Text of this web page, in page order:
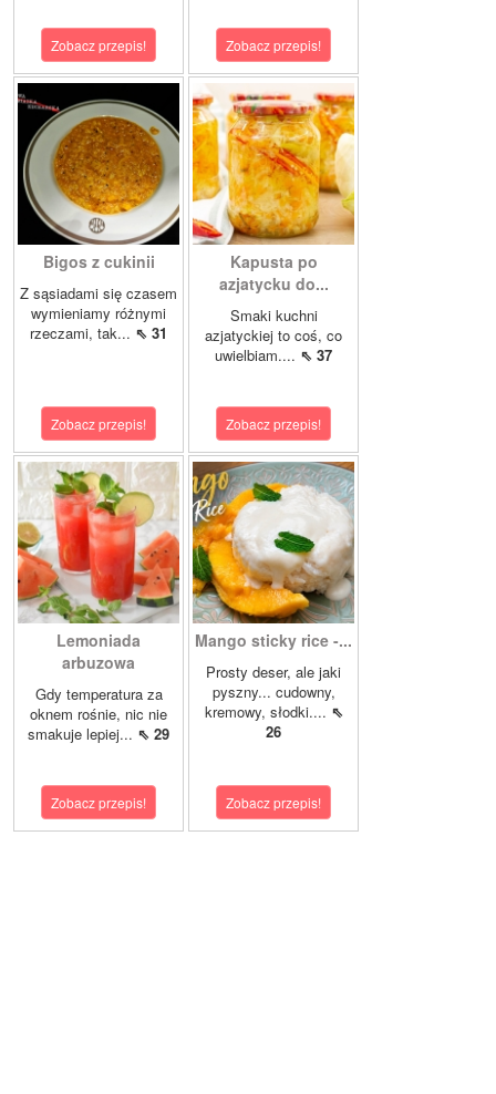
Zobacz przepis! Zobacz przepis!
Bigos z cukinii
Z sąsiadami się czasem
wymieniamy różnymi
rzeczami, tak... ⇖ 31
Zobacz przepis!
Kapusta po
azjatycku do...
Smaki kuchni
azjatyckiej to coś, co
uwielbiam.... ⇖ 37
Zobacz przepis!
Lemoniada
arbuzowa
Gdy temperatura za
oknem rośnie, nic nie
smakuje lepiej... ⇖ 29
Zobacz przepis!
Mango sticky rice -...
Prosty deser, ale jaki
pyszny... cudowny,
kremowy, słodki.... ⇖
26
Zobacz przepis!